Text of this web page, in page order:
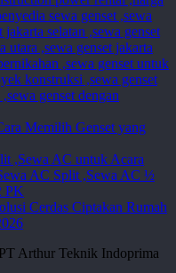
Memilih Genset yang
Cerdas Ciptakan Rumah
Arthur Teknik Indoprima